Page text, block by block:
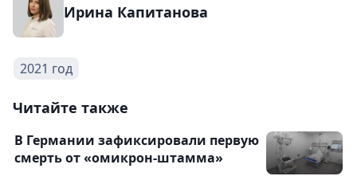
Ирина Капитанова
2021 год
Читайте также
В Германии зафиксировали первую
смерть от «омикрон-штамма»